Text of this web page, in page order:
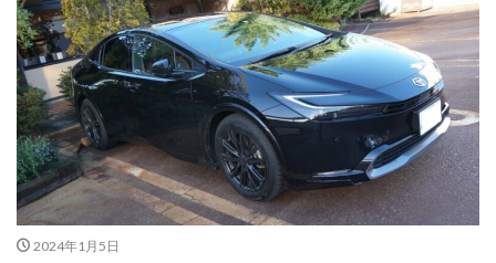
2024年1月5日